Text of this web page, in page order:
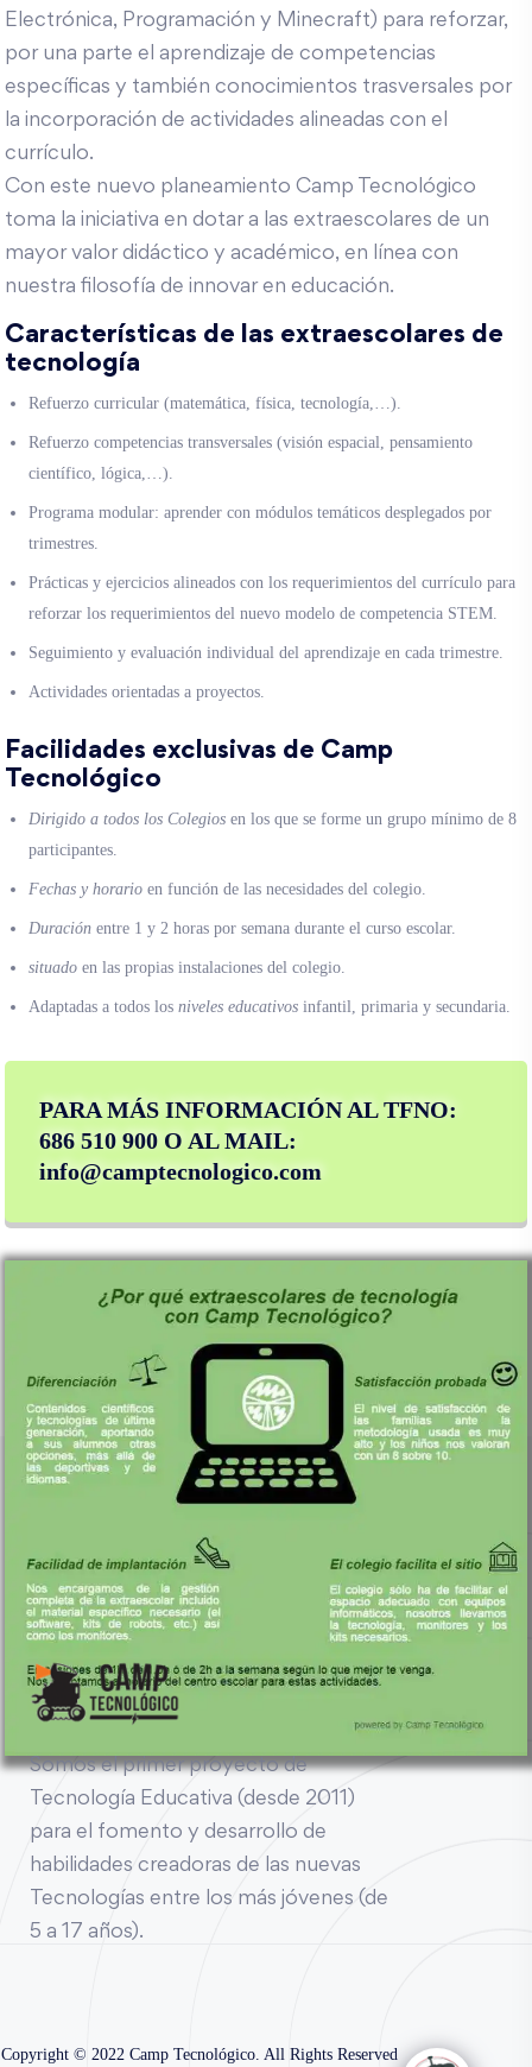
Electrónica, Programación y Minecraft) para reforzar,
por una parte el aprendizaje de competencias
específicas y también conocimientos trasversales por
la incorporación de actividades alineadas con el
currículo.
Con este nuevo planeamiento Camp Tecnológico
toma la iniciativa en dotar a las extraescolares de un
mayor valor didáctico y académico, en línea con
nuestra filosofía de innovar en educación.
Características de las extraescolares de
tecnología
Refuerzo curricular (matemática, física, tecnología,…).
Refuerzo competencias transversales (visión espacial, pensamiento
científico, lógica,…).
Programa modular: aprender con módulos temáticos desplegados por
trimestres.
Prácticas y ejercicios alineados con los requerimientos del currículo para
reforzar los requerimientos del nuevo modelo de competencia STEM.
Seguimiento y evaluación individual del aprendizaje en cada trimestre.
Actividades orientadas a proyectos.
Facilidades exclusivas de Camp
Tecnológico
Dirigido a todos los Colegios en los que se forme un grupo mínimo de 8
participantes.
Fechas y horario en función de las necesidades del colegio.
Duración entre 1 y 2 horas por semana durante el curso escolar.
situado en las propias instalaciones del colegio.
Adaptadas a todos los niveles educativos infantil, primaria y secundaria.
PARA MÁS INFORMACIÓN AL TFNO:
686 510 900 O AL MAIL:
info@camptecnologico.com
Somos el primer proyecto de
Tecnología Educativa (desde 2011)
para el fomento y desarrollo de
habilidades creadoras de las nuevas
Tecnologías entre los más jóvenes (de
5 a 17 años).
Copyright © 2022 Camp Tecnológico. All Rights Reserved